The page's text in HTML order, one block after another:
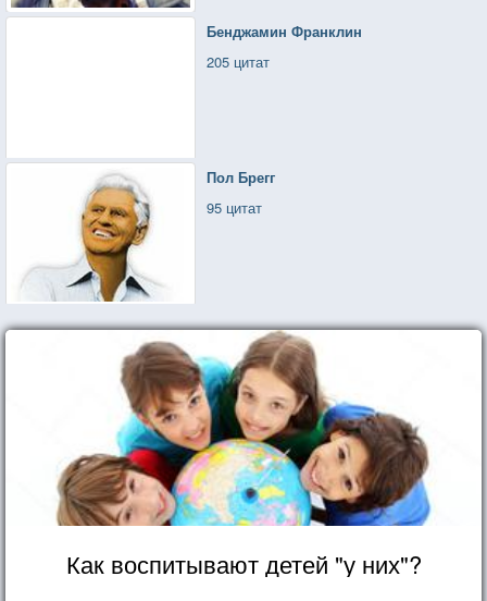
Бенджамин Франклин
205 цитат
Пол Брегг
95 цитат
Как воспитывают детей "у них"?